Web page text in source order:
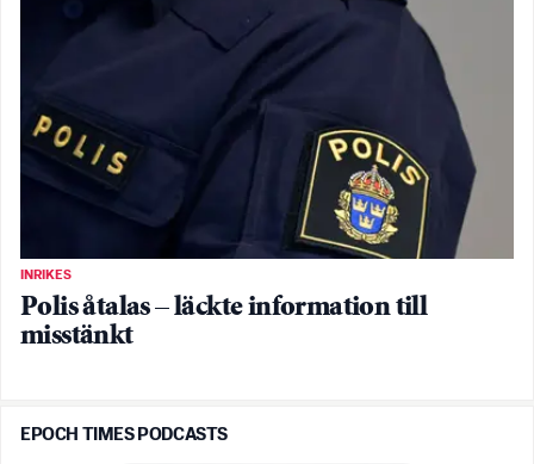
INRIKES
Polis åtalas – läckte information till
misstänkt
EPOCH TIMES PODCASTS